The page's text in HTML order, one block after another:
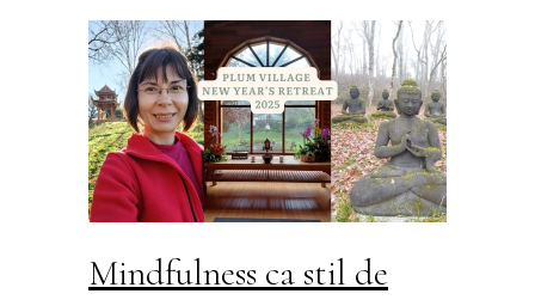
Mindfulness ca stil de